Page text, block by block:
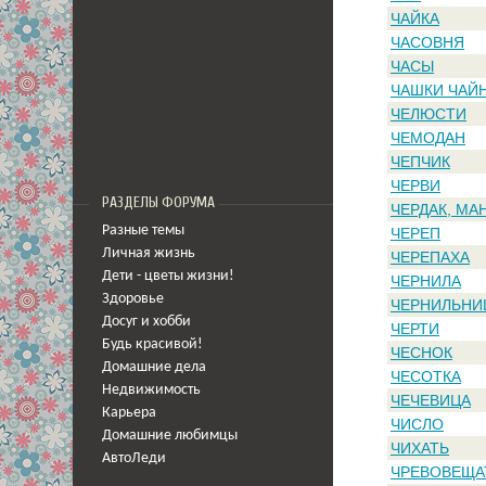
РАЗДЕЛЫ ФОРУМА
Разные темы
Личная жизнь
Дети - цветы жизни!
Здоровье
Досуг и хобби
Будь красивой!
Домашние дела
Недвижимость
Карьера
Домашние любимцы
АвтоЛеди
ЧАЙКА
ЧАСОВНЯ
ЧАСЫ
ЧАШКИ
ЧЕЛЮСТИ
ЧЕМОДАН
ЧЕПЧИК
ЧЕРВИ
ЧЕРДАК,
ЧЕРЕП
ЧЕРЕПАХА
ЧЕРНИЛА
ЧЕРТИ
ЧЕСНОК
ЧЕСОТКА
ЧЕЧЕВИЦА
ЧИСЛО
ЧИХАТЬ